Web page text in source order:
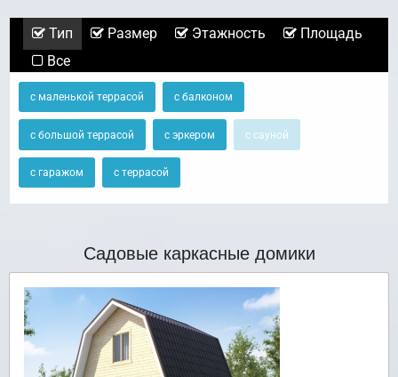
Тип Размер Этажность
Площадь
Все
с маленькой террасой с балконом
с большой террасой с эркером с сауной
с гаражом с террасой
Садовые каркасные домики